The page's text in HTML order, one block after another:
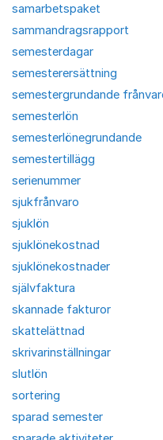
samarbetspaket
sammandragsrapport
semesterdagar
semesterersättning
semestergrundande
semesterlön
semesterlönegrundande
semestertillägg
serienummer
sjukfrånvaro
sjuklön
sjuklönekostnad
sjuklönekostnader
självfaktura
skannade fakturor
skattelättnad
skrivarinställningar
slutlön
sortering
sparad semester